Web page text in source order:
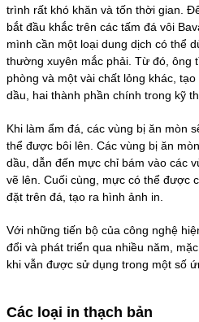
trình rất khó khăn và tốn thời gian.
bắt đầu khắc trên các tấm đá vôi
mình cần một loại dung dịch có thể
thường xuyên mắc phải. Từ đó, ông
phòng và một vài chất lỏng khác,
dầu, hai thành phần chính trong kỹ
Khi làm ẩm đá, các vùng bị ăn mòn
thể được bôi lên. Các vùng bị ăn
dầu, dẫn đến mực chỉ bám vào các
vẽ lên. Cuối cùng, mực có thể được
đặt trên đá, tạo ra hình ảnh in.
Với những tiến bộ của công nghệ
đổi và phát triển qua nhiều năm,
khi vẫn được sử dụng trong một số
Các loại in thạch bản